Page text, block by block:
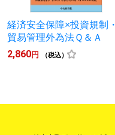
経済安全保障×投資規制・
貿易管理外為法Ｑ＆Ａ
2,860円 （税込）